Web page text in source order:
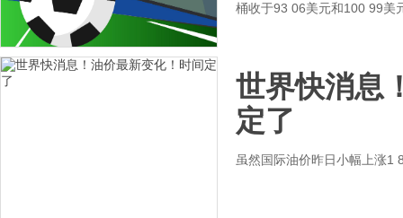
桶收于93 06美元和100 99美
世界快消息
定了
虽然国际油价昨日小幅上涨1